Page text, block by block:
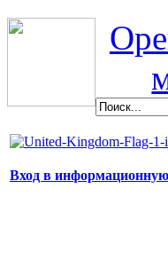
Вход в